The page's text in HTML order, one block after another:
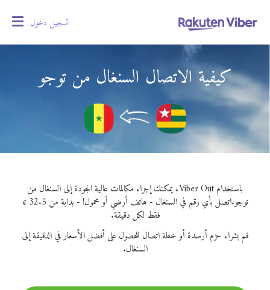
تسجيل دخول
كيفية الاتصال السنغال من توجو
باستخدام Viber Out، يمكنك إجراء مكالمات عالية الجودة إلى السنغال من
توجو.
اتصل بأي رقم في السنغال - هاتف أرضي أو محمول! - بداية من 32.5 ¢
فقط لكل دقيقة.
قم بشراء حزم أرصدة أو خطة اتصال للحصول على أفضل الأسعار في الدقيقة إلى
السنغال.